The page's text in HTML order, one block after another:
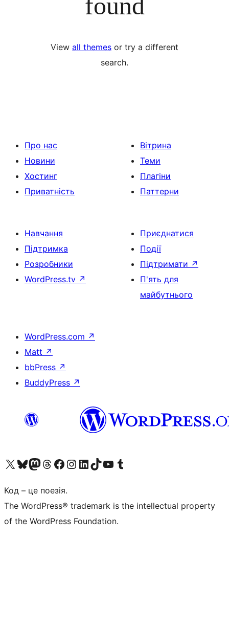
View all themes or try a different
search.
Про нас
Новини
Хостинг
Приватність
Вітрина
Теми
Плагіни
Паттерни
Навчання
Підтримка
Розробники
WordPress.tv ↗
Приєднатися
Події
Підтримати ↗
П'ять для
майбутнього
WordPress.com ↗
Matt ↗
bbPress ↗
BuddyPress ↗
Visit our X (formerly Twitter) account
Visit our Bluesky account
Завітайте до нашої стрічки в Mastodon
Visit our Threads account
Завітайте на нашу сторінку в Facebook
Visit our Instagram account
Visit our LinkedIn account
Visit our TikTok account
Visit our YouTube channel
Visit our Tumblr account
Код – це поезія.
The WordPress® trademark is the intellectual property
of the WordPress Foundation.